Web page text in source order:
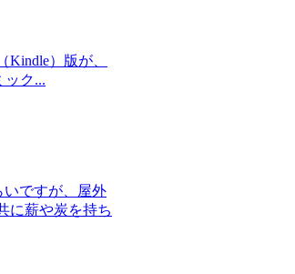
）版が、
ック...
いですが、屋外
に薪や炭を持ち